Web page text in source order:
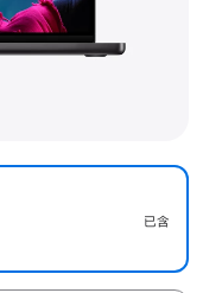
已含